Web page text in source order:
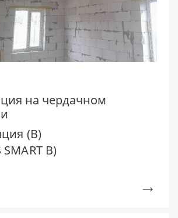
на чердачном
(В)
B)